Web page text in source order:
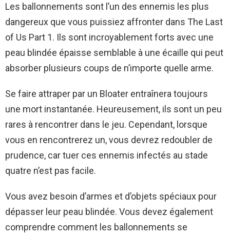
Les ballonnements sont l’un des ennemis les plus
dangereux que vous puissiez affronter dans The Last
of Us Part 1. Ils sont incroyablement forts avec une
peau blindée épaisse semblable à une écaille qui peut
absorber plusieurs coups de n’importe quelle arme.
Se faire attraper par un Bloater entraînera toujours
une mort instantanée. Heureusement, ils sont un peu
rares à rencontrer dans le jeu. Cependant, lorsque
vous en rencontrerez un, vous devrez redoubler de
prudence, car tuer ces ennemis infectés au stade
quatre n’est pas facile.
Vous avez besoin d’armes et d’objets spéciaux pour
dépasser leur peau blindée. Vous devez également
comprendre comment les ballonnements se